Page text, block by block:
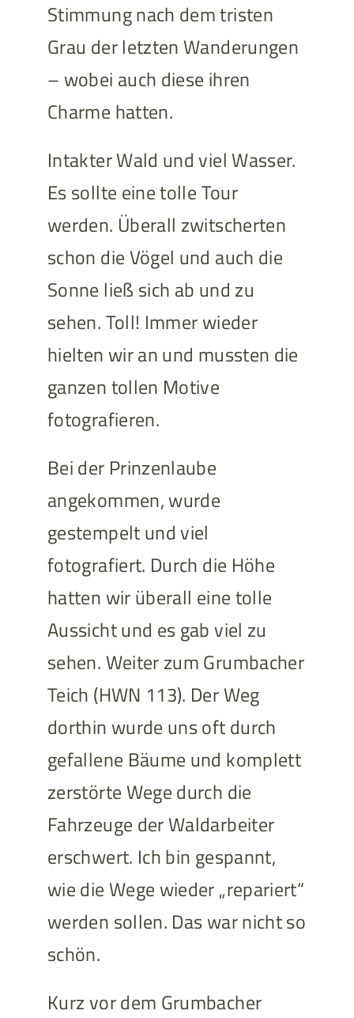
Stimmung nach dem tristen
Grau der letzten Wanderungen
– wobei auch diese ihren
Charme hatten.
Intakter Wald und viel Wasser.
Es sollte eine tolle Tour
werden. Überall zwitscherten
schon die Vögel und auch die
Sonne ließ sich ab und zu
sehen. Toll! Immer wieder
hielten wir an und mussten die
ganzen tollen Motive
fotografieren.
Bei der Prinzenlaube
angekommen, wurde
gestempelt und viel
fotografiert. Durch die Höhe
hatten wir überall eine tolle
Aussicht und es gab viel zu
sehen. Weiter zum Grumbacher
Teich (HWN 113). Der Weg
dorthin wurde uns oft durch
gefallene Bäume und komplett
zerstörte Wege durch die
Fahrzeuge der Waldarbeiter
erschwert. Ich bin gespannt,
wie die Wege wieder „repariert“
werden sollen. Das war nicht so
schön.
Kurz vor dem Grumbacher